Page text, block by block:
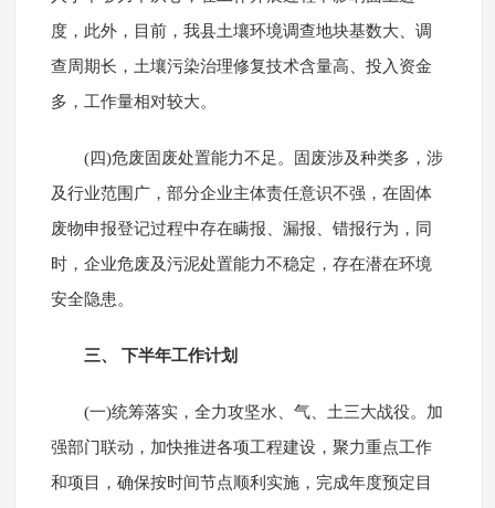
度，此外，目前，我县土壤环境调查地块基数大、调
查周期长，土壤污染治理修复技术含量高、投入资金
多，工作量相对较大。
(四)危废固废处置能力不足。固废涉及种类多，涉
及行业范围广，部分企业主体责任意识不强，在固体
废物申报登记过程中存在瞒报、漏报、错报行为，同
时，企业危废及污泥处置能力不稳定，存在潜在环境
安全隐患。
三、 下半年工作计划
(一)统筹落实，全力攻坚水、气、土三大战役。加
强部门联动，加快推进各项工程建设，聚力重点工作
和项目，确保按时间节点顺利实施，完成年度预定目